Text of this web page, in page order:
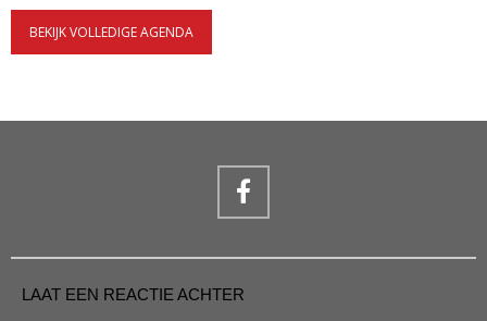
BEKIJK VOLLEDIGE AGENDA
LAAT EEN REACTIE ACHTER